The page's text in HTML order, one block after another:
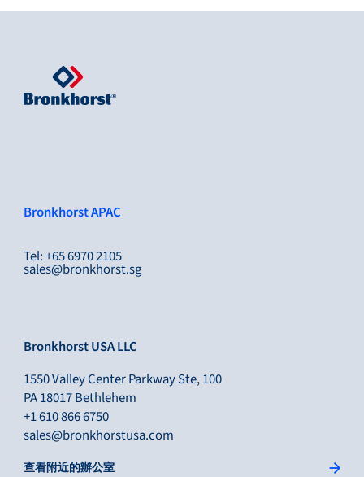
Bronkhorst APAC
Tel: +65 6970 2105
sales@bronkhorst.sg
Bronkhorst USA LLC
1550 Valley Center Parkway Ste, 100
PA 18017 Bethlehem
+1 610 866 6750
sales@bronkhorstusa.com
查看附近的辦公室